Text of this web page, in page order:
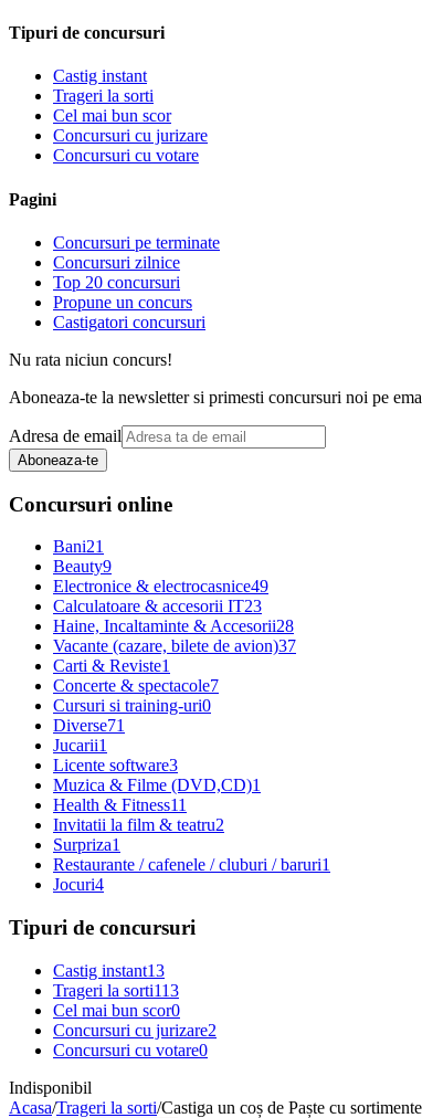
Tipuri de concursuri
Castig instant
Trageri la sorti
Cel mai bun scor
Concursuri cu jurizare
Concursuri cu votare
Pagini
Concursuri pe terminate
Concursuri zilnice
Top 20 concursuri
Propune un concurs
Castigatori concursuri
Nu rata niciun concurs!
Aboneaza-te la newsletter si primesti concursuri noi pe
Adresa de email
Aboneaza-te
Concursuri online
Bani21
Beauty9
Electronice & electrocasnice49
Calculatoare & accesorii IT23
Haine, Incaltaminte & Accesorii28
Vacante (cazare, bilete de avion)37
Carti & Reviste1
Concerte & spectacole7
Cursuri si training-uri0
Diverse71
Jucarii1
Licente software3
Muzica & Filme (DVD,CD)1
Health & Fitness11
Invitatii la film & teatru2
Surpriza1
Restaurante / cafenele / cluburi / baruri1
Jocuri4
Tipuri de concursuri
Castig instant13
Trageri la sorti113
Cel mai bun scor0
Concursuri cu jurizare2
Concursuri cu votare0
Indisponibil
Acasa/Trageri la sorti/Castiga un coș de Paște cu